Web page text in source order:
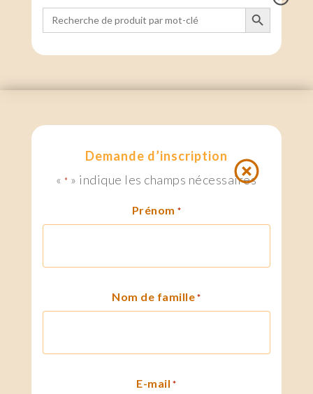
Search
for:
Search Button
Demande d’inscription
«* » indique les champs nécessaires
Prénom *
Nom de famille *
E-mail *